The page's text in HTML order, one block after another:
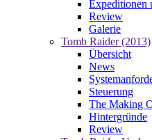
Expeditionen
Review
Galerie
Tomb Raider (2013)
Übersicht
News
Steuerung
The Making
Hintergründe
Review